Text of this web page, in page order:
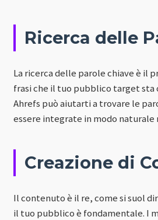
Ricerca delle
La ricerca delle parole chiave è il
frasi che il tuo pubblico target sta
Ahrefs può aiutarti a trovare le
essere integrate in modo
Creazione di
Il contenuto è il re, come si suol
il tuo pubblico è fondamentale. I